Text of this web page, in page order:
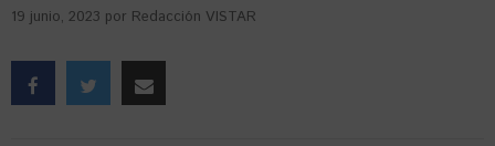
19 junio, 2023 por Redacción VISTAR